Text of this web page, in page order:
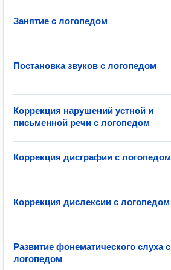
Занятие с логопедом
Постановка звуков с логопедом
Коррекция нарушений устной и
письменной речи с логопедом
Коррекция дисграфии с логопедом
Коррекция дислексии с логопедом
Развитие фонематического слуха с
логопедом